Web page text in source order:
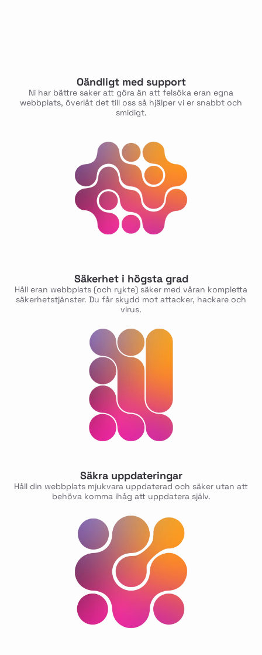
Oändligt med support
Ni har bättre saker att göra än att felsöka eran egna
webbplats, överlåt det till oss så hjälper vi er snabbt och
smidigt.
Säkerhet i högsta grad
Håll eran webbplats (och rykte) säker med våran kompletta
säkerhetstjänster. Du får skydd mot attacker, hackare och
virus.
Säkra uppdateringar
Håll din webbplats mjukvara uppdaterad och säker utan att
behöva komma ihåg att uppdatera själv.